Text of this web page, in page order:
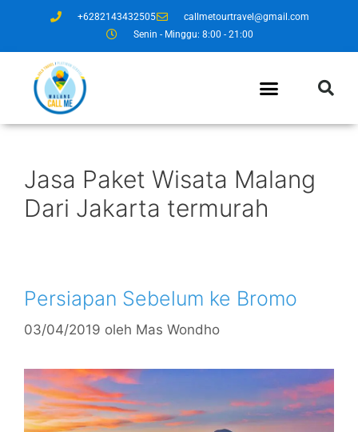
+6282143432505
callmetourtravel@gmail.com
Senin - Minggu: 8:00 - 21:00
Jasa Paket Wisata Malang
Dari Jakarta termurah
Persiapan Sebelum ke Bromo
03/04/2019 oleh Mas Wondho